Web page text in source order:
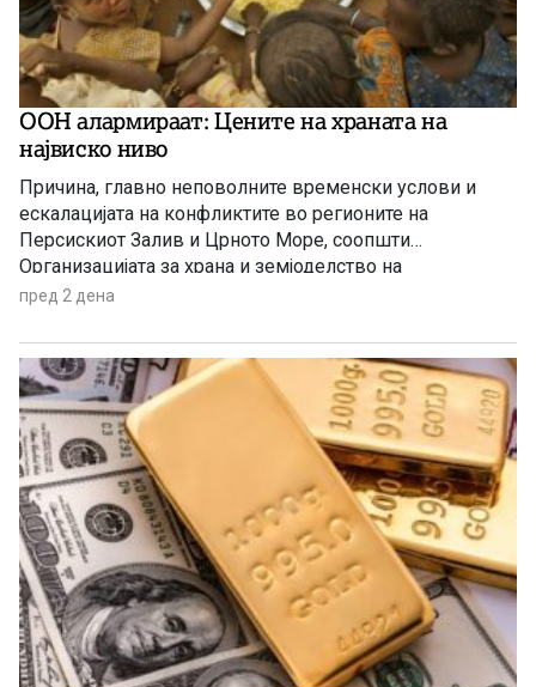
ООН алармираат: Цените на храната на
највиско ниво
Причина, главно неповолните временски услови и
ескалацијата на конфликтите во регионите на
Персискиот Залив и Црното Море, соопшти
Организацијата за храна и земјоделство на
Обединетите нации (ФАО).
пред 2 дена